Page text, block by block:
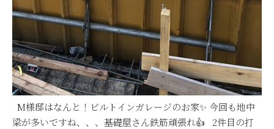
M様邸はなんと！ビルトインガレージのお家✨ 今回も地中
梁が多いですね、、、基礎屋さん鉄筋頑張れ👍 2件目の打